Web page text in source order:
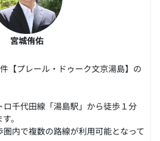
宮城侑佑
【プレール・ドゥーク文京湯島】の
ロ千代田線「湯島駅」から徒歩１分
。
内で複数の路線が利用可能となって